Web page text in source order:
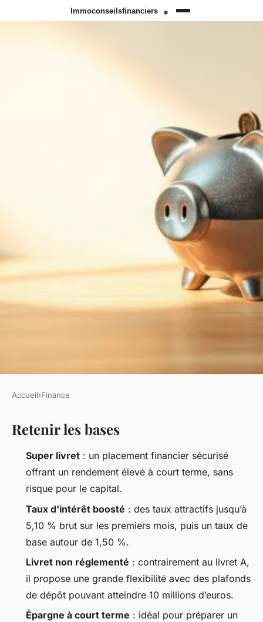
Top livrets à taux boosté pour
optimiser votre épargne
Imran•21/05/2026 14:20•9 min de lecture
Accueil›Finance
Retenir les bases
Super livret : un placement financier sécurisé
offrant un rendement élevé à court terme, sans
risque pour le capital.
Taux d'intérêt boosté : des taux attractifs jusqu’à
5,10 % brut sur les premiers mois, puis un taux de
base autour de 1,50 %.
Livret non réglementé : contrairement au livret A,
il propose une grande flexibilité avec des plafonds
de dépôt pouvant atteindre 10 millions d’euros.
Épargne à court terme : idéal pour préparer un